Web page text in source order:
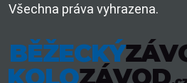
Všechna práva vyhrazena.